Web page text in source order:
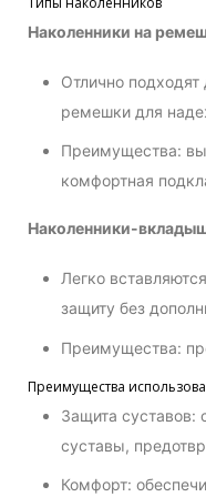
Наколенники на
Отлично
ремешки для
Преимущества:
комфортная
Наколенники-
Легко
защиту без
Преимущества:
Преимущества
Защита суставов:
суставы,
Комфорт: